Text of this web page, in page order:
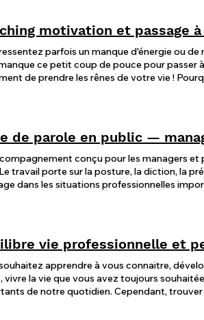
éducation bienveillante, lui permettre de grandir en toute
objectif. Appelez moi dès aujourd'hui pour étudier vos
motivation et passage à
parfois un manque d'énergie ou
ce petit coup de pouce pour passer
les rênes de votre vie ! Pourquoi un coaching de motivation ? Reprenez confiance en
vraiment, ce qui vous pousse à vous
la meilleure version de vous-même et
ce coaching ? Que vous soyez étudiant,
désireuse de faire le plein de motivation,
de parole en public —
conçu pour les managers
Le travail porte sur la posture, la diction, la
dans les situations professionnelles
vie professionnelle et
apprendre à vous connaitre,
la vie que vous avez toujours souhaitée Le travail et la vie personnelle sont deux aspects
Cependant, trouver un équilibre entre les deux peut s'avérer être un défi de